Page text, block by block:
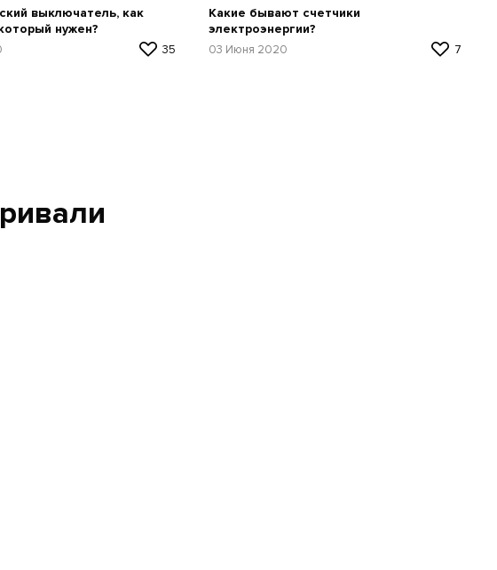
выключатель, как
нужен?
35
Какие бывают счетчики
электроэнергии?
03 Июня 2020 7